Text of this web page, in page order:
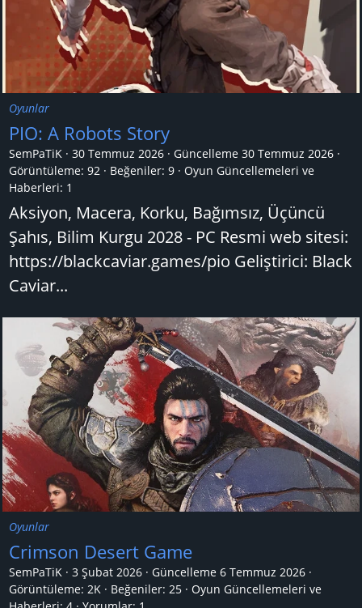
Oyunlar
PIO: A Robots Story
SemPaTiK 30 Temmuz 2026 Güncelleme 30 Temmuz 2026
Görüntüleme: 92
Beğeniler: 9
Oyun Güncellemeleri ve
Haberleri: 1
Aksiyon, Macera, Korku, Bağımsız, Üçüncü
Şahıs, Bilim Kurgu 2028 - PC Resmi web sitesi:
https://blackcaviar.games/pio Geliştirici: Black
Caviar...
Oyunlar
Crimson Desert Game
SemPaTiK 3 Şubat 2026 Güncelleme 6 Temmuz 2026
Görüntüleme: 2K
Beğeniler: 25
Oyun Güncellemeleri ve